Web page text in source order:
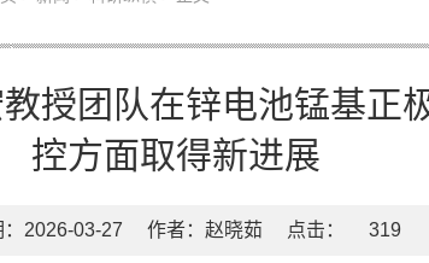
授团队在锌电池锰基正
控方面取得新进展
：2026-03-27 作者：赵晓茹 点击： 319